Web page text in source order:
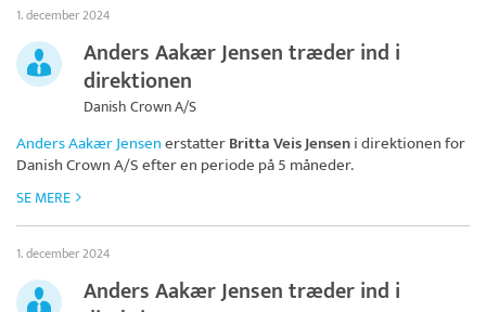
1. december 2024
Anders Aakær Jensen træder ind i
direktionen
Danish Crown A/S
Anders Aakær JensenerstatterBritta Veis Jenseni direktionen for
Danish Crown A/Sefter en periode på 5 måneder.
SE MERE
1. december 2024
Anders Aakær Jensen træder ind i